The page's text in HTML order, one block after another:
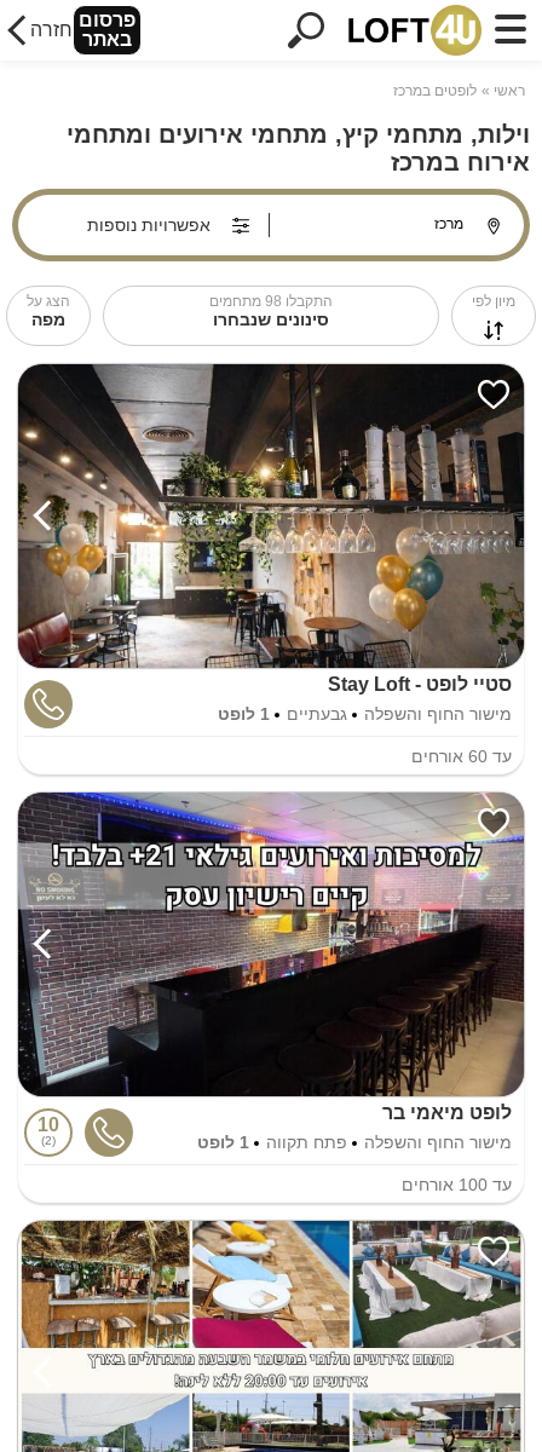
פרסום
באתר חזרה
ראשי לופטים במרכז
וילות, מתחמי קיץ, מתחמי אירועים ומתחמי
אירוח במרכז
אפשרויות נוספות
מיון לפי התקבלו 98 מתחמים
סינונים שנבחרו
הצג על
מפה
סטיי לופט - Stay Loft
מישור החוף והשפלה גבעתיים 1 לופט
עד 60 אורחים
לופט מיאמי בר
מישור החוף והשפלה פתח תקווה 1 לופט
10
2
עד 100 אורחים